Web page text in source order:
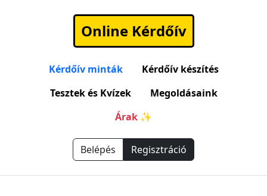
Online Kérdőív
Kérdőív minták
Kérdőív készítés
Tesztek és Kvízek
Megoldásaink
Árak ✨
Belépés Regisztráció